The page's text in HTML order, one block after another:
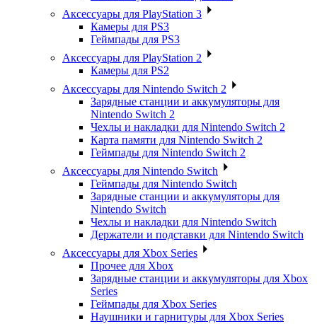
Аксессуары для PlayStation 3
Камеры для PS3
Геймпады для PS3
Аксессуары для PlayStation 2
Камеры для PS2
Аксессуары для Nintendo Switch 2
Зарядные станции и аккумуляторы для
Nintendo Switch 2
Чехлы и накладки для Nintendo Switch 2
Карта памяти для Nintendo Switch 2
Геймпады для Nintendo Switch 2
Аксессуары для Nintendo Switch
Геймпады для Nintendo Switch
Зарядные станции и аккумуляторы для
Nintendo Switch
Чехлы и накладки для Nintendo Switch
Держатели и подставки для Nintendo Switch
Аксессуары для Xbox Series
Прочее для Xbox
Зарядные станции и аккумуляторы для Xbox
Series
Геймпады для Xbox Series
Наушники и гарнитуры для Xbox Series